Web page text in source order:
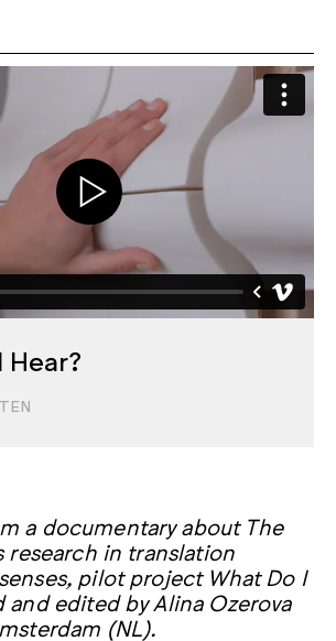
Hear?
a documentary about The
research in translation
pilot project What Do I
and edited by Alina Ozerova
(NL).